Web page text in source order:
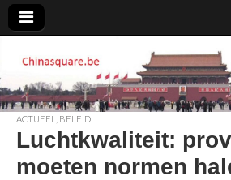
ACTUEEL BELEID
Luchtkwaliteit:
moeten normen